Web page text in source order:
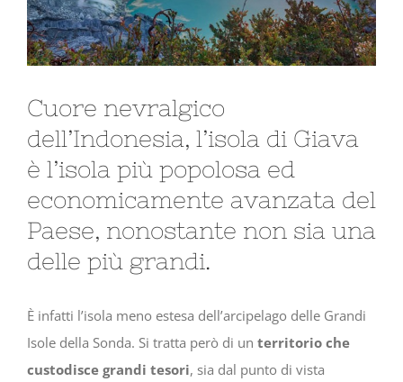
Cuore nevralgico
dell’Indonesia, l’isola di Giava
è l’isola più popolosa ed
economicamente avanzata del
Paese, nonostante non sia una
delle più grandi.
È infatti l’isola meno estesa dell’arcipelago delle Grandi
Isole della Sonda. Si tratta però di un territorio che
custodisce grandi tesori, sia dal punto di vista